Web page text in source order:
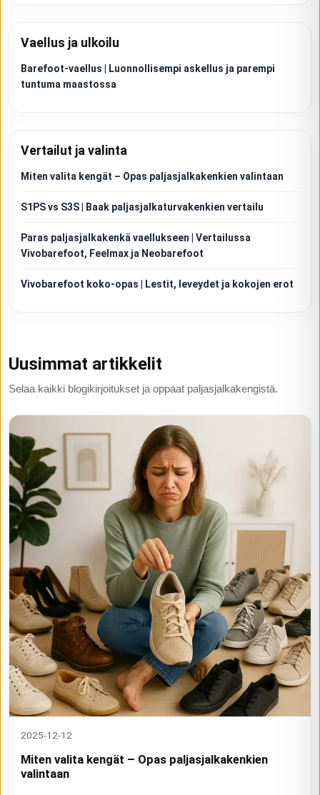
Vaellus ja ulkoilu
Barefoot-vaellus | Luonnollisempi askellus ja parempi
tuntuma maastossa
Vertailut ja valinta
Miten valita kengät – Opas paljasjalkakenkien valintaan
S1PS vs S3S | Baak paljasjalkaturvakenkien vertailu
Paras paljasjalkakenkä vaellukseen | Vertailussa
Vivobarefoot, Feelmax ja Neobarefoot
Vivobarefoot koko-opas | Lestit, leveydet ja kokojen erot
Uusimmat artikkelit
Selaa kaikki blogikirjoitukset ja oppaat paljasjalkakengistä.
2025-12-12
Miten valita kengät – Opas paljasjalkakenkien
valintaan